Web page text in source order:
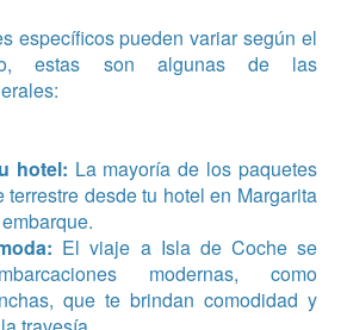
específicos pueden variar según el
estas son algunas de las
hotel: La mayoría de los paquetes
terrestre desde tu hotel en Margarita
El viaje a Isla de Coche se
modernas, como
que te brindan comodidad y